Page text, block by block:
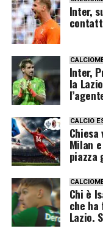
Inter,
Inter,
la
CALCIO
Milan
piazza
Chi è
che
Lazio.